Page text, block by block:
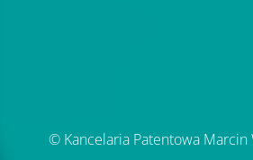
© Kancelaria Patentowa Marcin